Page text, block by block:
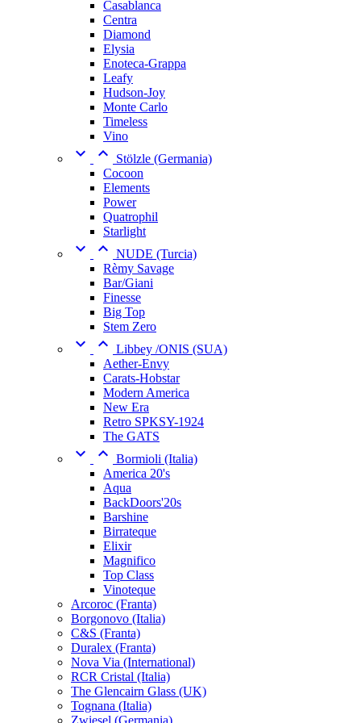
Casablanca
Centra
Diamond
Elysia
Enoteca-Grappa
Leafy
Hudson-Joy
Monte Carlo
Timeless
Vino
 
Stölzle (Germania)
Cocoon
Elements
Power
Quatrophil
Starlight
  NUDE (Turcia)
Rèmy Savage
Bar/Giani
Finesse
Big Top
Stem Zero
  Libbey /ONIS (SUA)
Aether-Envy
Carats-Hobstar
Modern America
New Era
Retro SPKSY-1924
The GATS
  Bormioli (Italia)
America 20's
Aqua
BackDoors'20s
Barshine
Birrateque
Elixir
Magnifico
Top Class
Vinoteque
Arcoroc (Franta)
Borgonovo (Italia)
C&S (Franta)
Duralex (Franta)
Nova Via (International)
RCR Cristal (Italia)
The Glencairn Glass (UK)
Tognana (Italia)
Zwiesel (Germania)